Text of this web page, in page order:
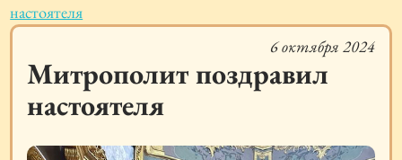
настоятеля
6 октября 2024
Митрополит поздравил
настоятеля